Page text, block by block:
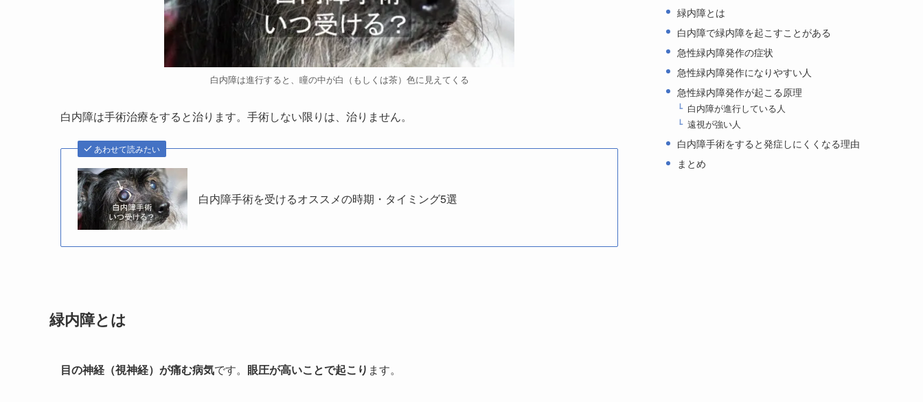
白内障は進行すると、瞳の中が白（もしくは茶）色に見えてくる
白内障は手術治療をすると治ります。手術しない限りは、治りません。
あわせて読みたい
白内障手術を受けるオススメの時期・タイミング5選
緑内障とは
目の神経（視神経）が痛む病気です。 眼圧が高いことで起こり ます。
緑内障とは
白内障で緑内障を起こすことがある
急性緑内障発作の症状
急性緑内障発作になりやすい人
急性緑内障発作が起こる原理
白内障が進行している人
遠視が強い人
白内障手術をすると発症しにくくなる理由
まとめ